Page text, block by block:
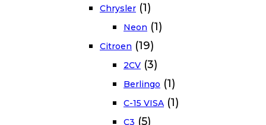
Chrysler (1)
Neon (1)
Citroen (19)
2CV (3)
Berlingo (1)
C-15 VISA (1)
C3 (5)